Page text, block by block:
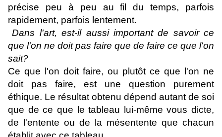
précise peu à peu au fil du temps, parfois
rapidement, parfois lentement.
Dans l'art, est-il aussi important de savoir ce
que l'on ne doit pas faire que de faire ce que l'on
sait?
Ce que l'on doit faire, ou plutôt ce que l'on ne
doit pas faire, est une question purement
éthique. Le résultat obtenu dépend autant de soi
que de ce que le tableau lui-même vous dicte,
de l'entente ou de la mésentente que chacun